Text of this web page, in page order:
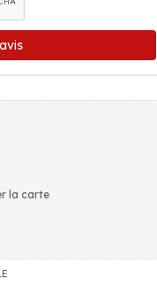
la carte